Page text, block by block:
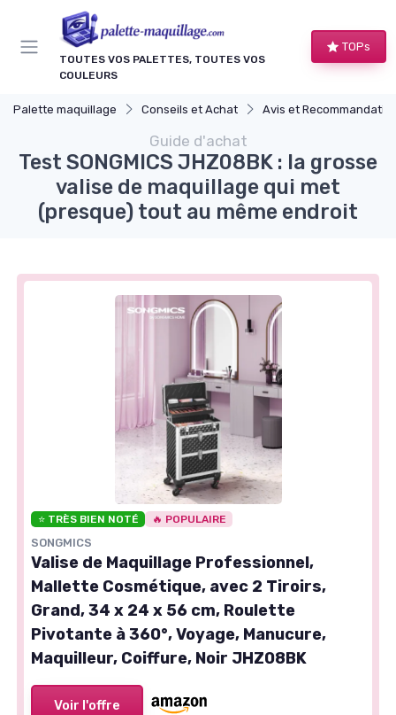
TOUTES VOS PALETTES, TOUTES VOS
COULEURS
TOPs
Palette maquillage Conseils et Achat Avis et Recommandations de
Guide d'achat
Test SONGMICS JHZ08BK : la grosse
valise de maquillage qui met
(presque) tout au même endroit
⭐ TRÈS BIEN NOTÉ 🔥 POPULAIRE
SONGMICS
Valise de Maquillage Professionnel,
Mallette Cosmétique, avec 2 Tiroirs,
Grand, 34 x 24 x 56 cm, Roulette
Pivotante à 360°, Voyage, Manucure,
Maquilleur, Coiffure, Noir JHZ08BK
Voir l'offre
Panneau de gestion des cookies